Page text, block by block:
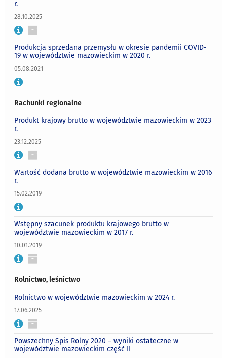
r.
28.10.2025
Produkcja sprzedana przemysłu w okresie pandemii COVID-
19 w województwie mazowieckim w 2020 r.
05.08.2021
Rachunki regionalne
Produkt krajowy brutto w województwie mazowieckim w 2023
r.
23.12.2025
Wartość dodana brutto w województwie mazowieckim w 2016
r.
15.02.2019
Wstępny szacunek produktu krajowego brutto w
województwie mazowieckim w 2017 r.
10.01.2019
Rolnictwo, leśnictwo
Rolnictwo w województwie mazowieckim w 2024 r.
17.06.2025
Powszechny Spis Rolny 2020 – wyniki ostateczne w
województwie mazowieckim część II